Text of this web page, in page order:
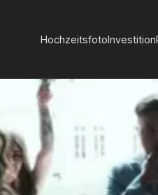
HochzeitsfotoInvestition